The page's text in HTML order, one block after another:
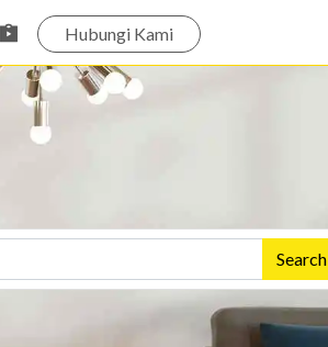
Hubungi Kami
Search